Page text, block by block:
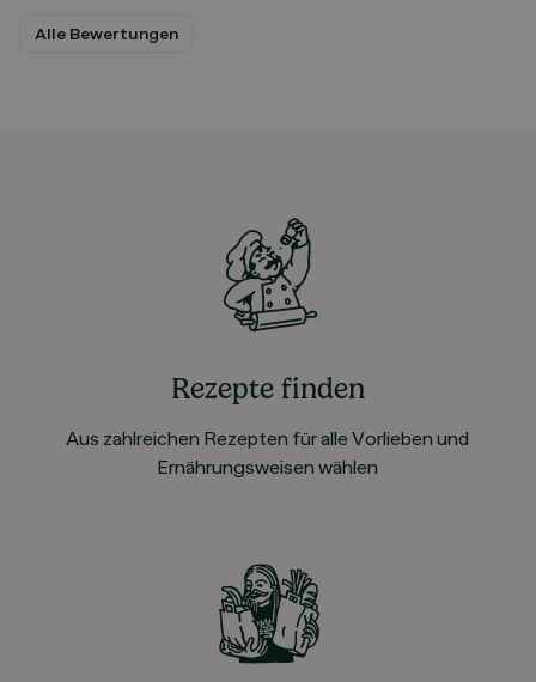
Alle Bewertungen
Rezepte finden
Aus zahlreichen Rezepten für alle Vorlieben und
Ernährungsweisen wählen